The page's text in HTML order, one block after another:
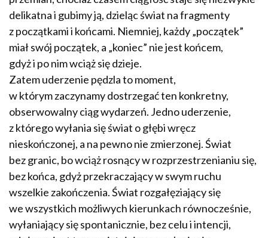
delikatna i gubimy ją, dzieląc świat na fragmenty
z początkami i końcami. Niemniej, każdy „początek”
miał swój początek, a „koniec” nie jest końcem,
gdyż i po nim wciąż się dzieje.
Zatem uderzenie pędzla to moment,
w którym zaczynamy dostrzegać ten konkretny,
obserwowalny ciąg wydarzeń. Jedno uderzenie,
z którego wyłania się świat o głębi wręcz
nieskończonej, a na pewno nie zmierzonej. Świat
bez granic, bo wciąż rosnący w rozprzestrzenianiu się,
bez końca, gdyż przekraczający w swym ruchu
wszelkie zakończenia. Świat rozgałęziający się
we wszystkich możliwych kierunkach równocześnie,
wyłaniający się spontanicznie, bez celu i intencji,